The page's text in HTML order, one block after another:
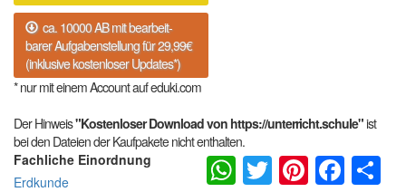
ca. 10000 AB mit bearbeit-
barer Aufgabenstellung für 29,99€
(inklusive kostenloser Updates*)
* nur mit einem Account auf eduki.com
Der Hinweis"Kostenloser Download von https://unterricht.schule"ist
bei den Dateien der Kaufpakete nicht enthalten.
Fachliche Einordnung
Erdkunde
WhatsApp
Twitter